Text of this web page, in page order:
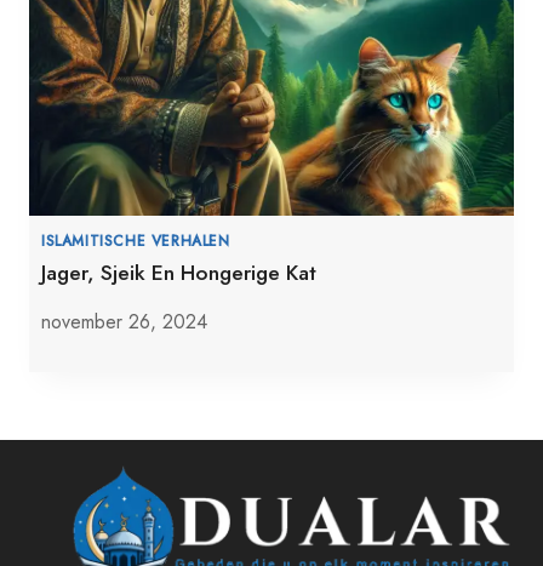
ISLAMITISCHE VERHALEN
Jager, Sjeik En Hongerige Kat
november 26, 2024